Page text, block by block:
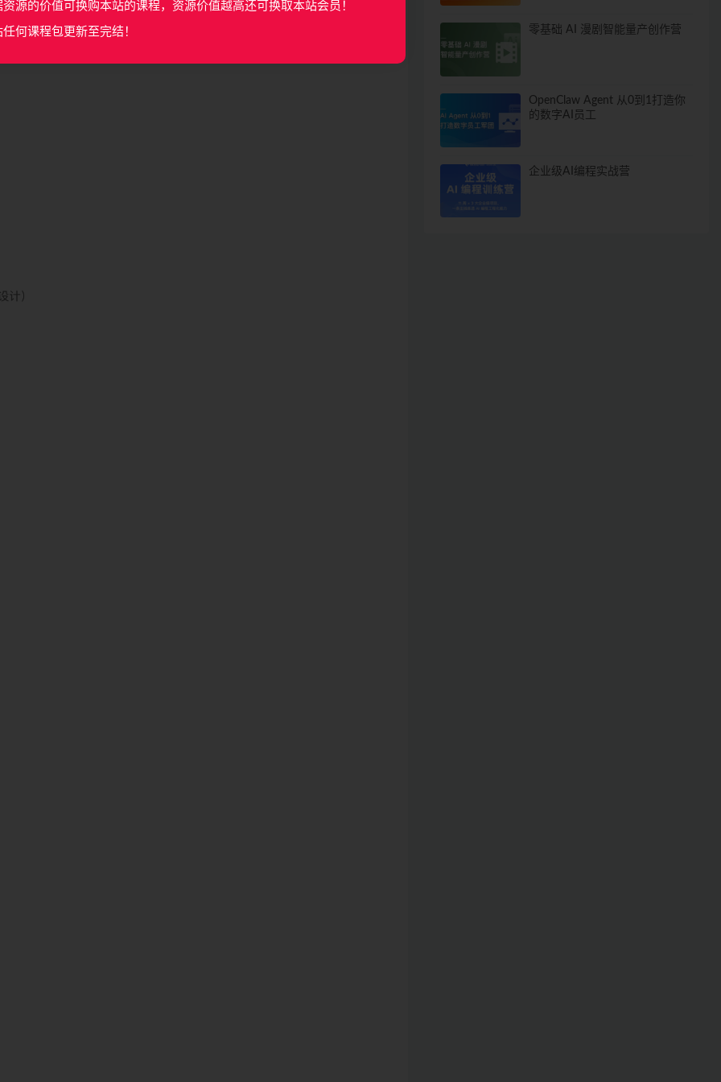
零基础 AI 漫剧智能量产创作营
OpenClaw Agent 从0到1打造你
的数字AI员工
企业级AI编程实战营
资源的价值可换购本站的课程，资源价值越高还可换取本站会员！
任何课程包更新至完结！